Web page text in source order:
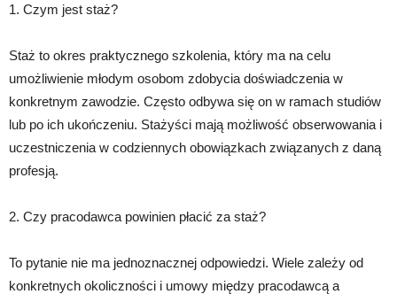
1. Czym jest staż?
Staż to okres praktycznego szkolenia, który ma na celu
umożliwienie młodym osobom zdobycia doświadczenia w
konkretnym zawodzie. Często odbywa się on w ramach studiów
lub po ich ukończeniu. Stażyści mają możliwość obserwowania i
uczestniczenia w codziennych obowiązkach związanych z daną
profesją.
2. Czy pracodawca powinien płacić za staż?
To pytanie nie ma jednoznacznej odpowiedzi. Wiele zależy od
konkretnych okoliczności i umowy między pracodawcą a